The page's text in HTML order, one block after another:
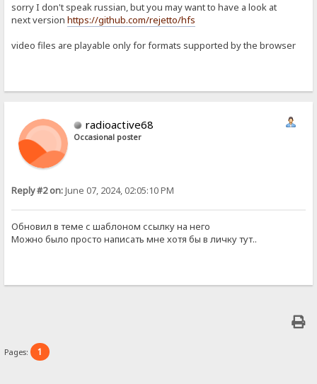
sorry I don't speak russian, but you may want to have a look at
next versionhttps://github.com/rejetto/hfs
video files are playable only for formats supported by the browser
radioactive68
Occasional poster
Reply #2 on:June 07, 2024, 02:05:10 PM
Обновил в теме с шаблоном ссылку на него
Можно было просто написать мне хотя бы в личку тут..
Pages: 1